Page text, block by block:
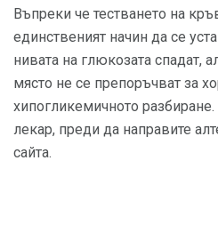
Въпреки че тестването на
единственият начин да се
нивата на глюкозата спадат,
място не се препоръчват за
хипогликемичното
лекар, преди да направите
сайта.